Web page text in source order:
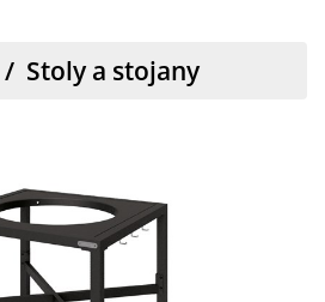
/ Stoly a stojany